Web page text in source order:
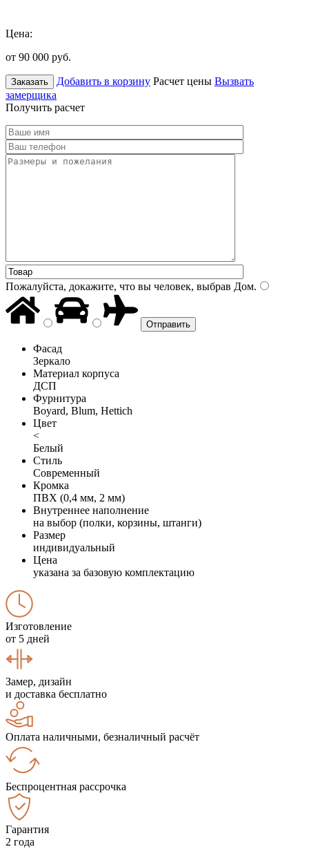
Цена:
от 90 000 руб.
Заказать Добавить в корзину Расчет цены Вызвать
замерщика
Получить расчет
Пожалуйста, докажите, что вы человек, выбрав Дом.
Фасад
Зеркало
Материал корпуса
ДСП
Фурнитура
Boyard, Blum, Hettich
Цвет
<
Белый
Стиль
Современный
Кромка
ПВХ (0,4 мм, 2 мм)
Внутреннее наполнение
на выбор (полки, корзины, штанги)
Размер
индивидуальный
Цена
указана за базовую комплектацию
Изготовление
от 5 дней
Замер, дизайн
и доставка бесплатно
Оплата наличными, безналичный расчёт
Беспроцентная рассрочка
Гарантия
2 года